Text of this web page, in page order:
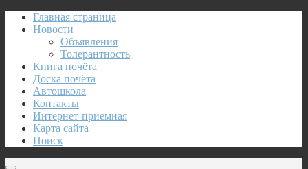
Главная страница
Новости
Объявления
Толерантность
Книга почёта
Доска почёта
Автошкола
Контакты
Интернет-приемная
Карта сайта
Поиск